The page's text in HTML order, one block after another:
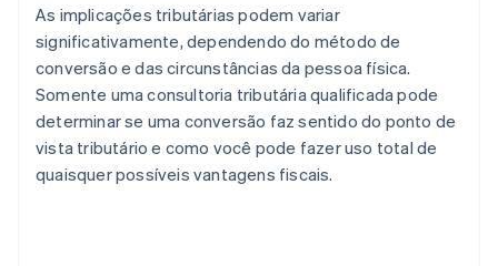
As implicações tributárias podem variar
significativamente, dependendo do método de
conversão e das circunstâncias da pessoa física.
Somente uma consultoria tributária qualificada pode
determinar se uma conversão faz sentido do ponto de
vista tributário e como você pode fazer uso total de
quaisquer possíveis vantagens fiscais.